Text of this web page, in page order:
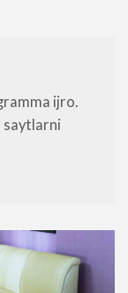
ijro.
saytlarni